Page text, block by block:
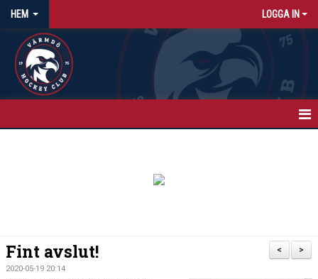
HEM LOGGA IN
ISTIDER
>
<
Fint avslut!
2020-05-19 20:14